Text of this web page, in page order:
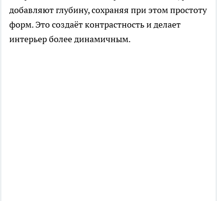
добавляют глубину, сохраняя при этом простоту
форм. Это создаёт контрастность и делает
интерьер более динамичным.